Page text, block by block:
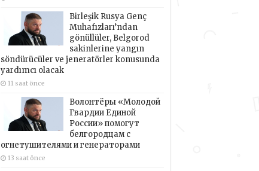
Birleşik Rusya Genç
Muhafızları’ndan
gönüllüler, Belgorod
sakinlerine yangın
söndürücüler ve jeneratörler konusunda
yardımcı olacak
11 saat önce
Волонтёры «Молодой
Гвардии Единой
России» помогут
белгородцам с
огнетушителями и генераторами
13 saat önce